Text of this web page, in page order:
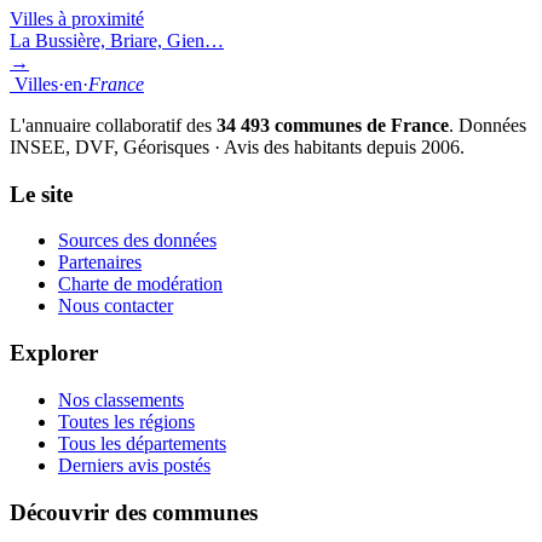
Villes à proximité
La Bussière, Briare, Gien…
→
Villes·en·France
L'annuaire collaboratif des 34 493 communes de France. Données
INSEE, DVF, Géorisques · Avis des habitants depuis 2006.
Le site
Sources des données
Partenaires
Charte de modération
Nous contacter
Explorer
Nos classements
Toutes les régions
Tous les départements
Derniers avis postés
Découvrir des communes